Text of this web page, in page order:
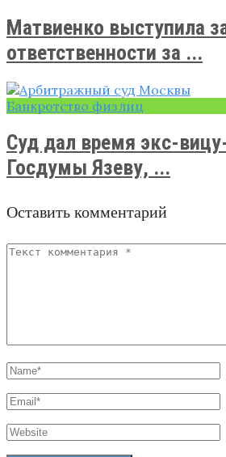
Матвиенко выступила
ответственности за ...
Банкротство физлиц
Суд дал время экс-
Госдумы Язеву, ...
Оставить комментарий